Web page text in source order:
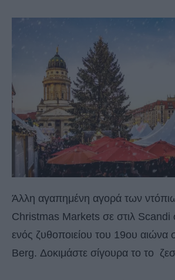
Άλλη αγαπημένη αγορά των
Christmas Markets σε στιλ Scandi
ενός ζυθοποιείου του 19ου
Berg. Δοκιμάστε σίγουρα το το